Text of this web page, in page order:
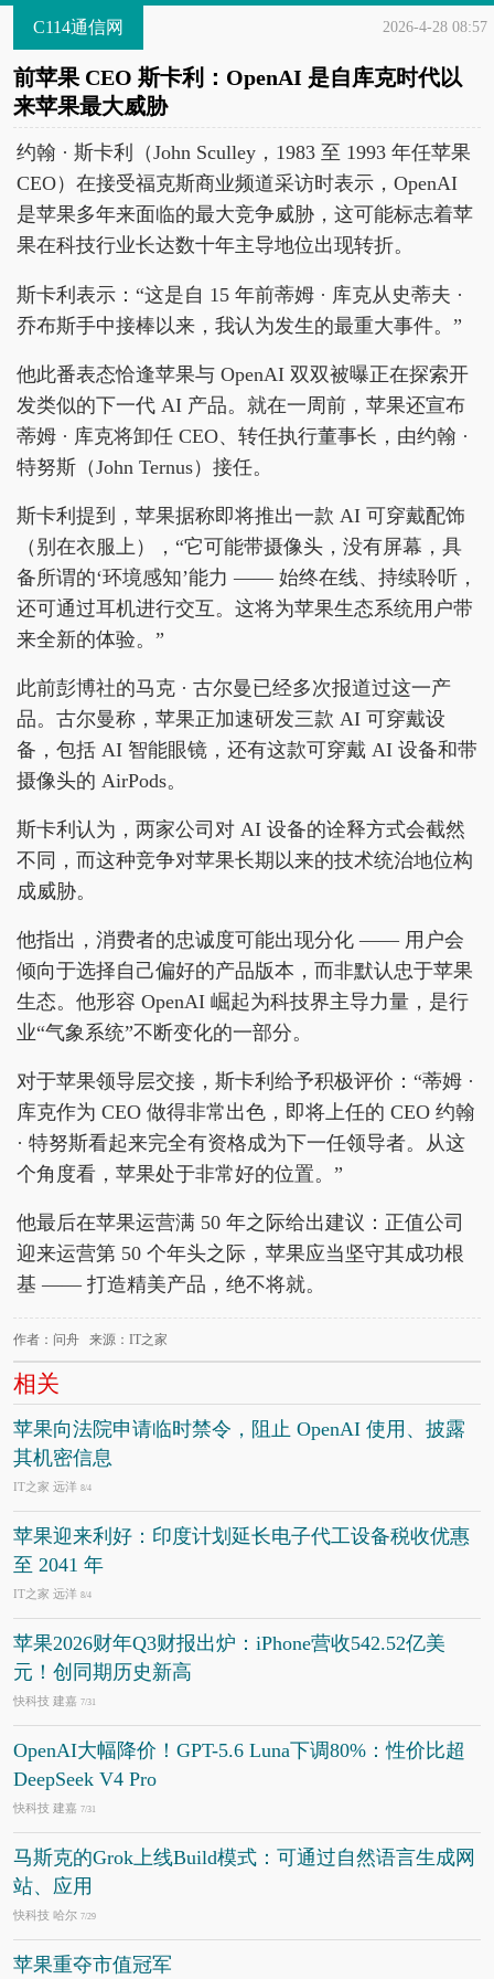
C114通信网 2026-4-28 08:57
前苹果 CEO 斯卡利：OpenAI 是自库克时代以
来苹果最大威胁
约翰 · 斯卡利（John Sculley，1983 至 1993 年任苹果
CEO）在接受福克斯商业频道采访时表示，OpenAI
是苹果多年来面临的最大竞争威胁，这可能标志着苹
果在科技行业长达数十年主导地位出现转折。
斯卡利表示：“这是自 15 年前蒂姆 · 库克从史蒂夫 ·
乔布斯手中接棒以来，我认为发生的最重大事件。”
他此番表态恰逢苹果与 OpenAI 双双被曝正在探索开
发类似的下一代 AI 产品。就在一周前，苹果还宣布
蒂姆 · 库克将卸任 CEO、转任执行董事长，由约翰 ·
特努斯（John Ternus）接任。
斯卡利提到，苹果据称即将推出一款 AI 可穿戴配饰
（别在衣服上），“它可能带摄像头，没有屏幕，具
备所谓的‘环境感知’能力 —— 始终在线、持续聆听，
还可通过耳机进行交互。这将为苹果生态系统用户带
来全新的体验。”
此前彭博社的马克 · 古尔曼已经多次报道过这一产
品。古尔曼称，苹果正加速研发三款 AI 可穿戴设
备，包括 AI 智能眼镜，还有这款可穿戴 AI 设备和带
摄像头的 AirPods。
斯卡利认为，两家公司对 AI 设备的诠释方式会截然
不同，而这种竞争对苹果长期以来的技术统治地位构
成威胁。
他指出，消费者的忠诚度可能出现分化 —— 用户会
倾向于选择自己偏好的产品版本，而非默认忠于苹果
生态。他形容 OpenAI 崛起为科技界主导力量，是行
业“气象系统”不断变化的一部分。
对于苹果领导层交接，斯卡利给予积极评价：“蒂姆 ·
库克作为 CEO 做得非常出色，即将上任的 CEO 约翰
· 特努斯看起来完全有资格成为下一任领导者。从这
个角度看，苹果处于非常好的位置。”
他最后在苹果运营满 50 年之际给出建议：正值公司
迎来运营第 50 个年头之际，苹果应当坚守其成功根
基 —— 打造精美产品，绝不将就。
作者：问舟 来源：IT之家
相关
苹果向法院申请临时禁令，阻止 OpenAI 使用、披露
其机密信息
IT之家 远洋 8/4
苹果迎来利好：印度计划延长电子代工设备税收优惠
至 2041 年
IT之家 远洋 8/4
苹果2026财年Q3财报出炉：iPhone营收542.52亿美
元！创同期历史新高
快科技 建嘉 7/31
OpenAI大幅降价！GPT-5.6 Luna下调80%：性价比超
DeepSeek V4 Pro
快科技 建嘉 7/31
马斯克的Grok上线Build模式：可通过自然语言生成网
站、应用
快科技 哈尔 7/29
苹果重夺市值冠军